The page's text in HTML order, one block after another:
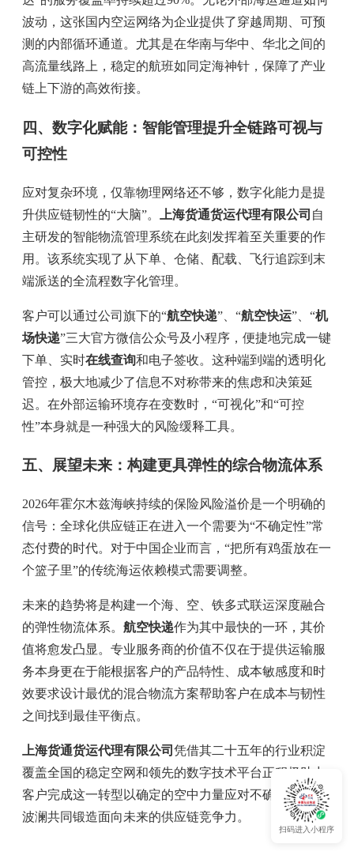
扫码进入小程序
波动，这张国内空运网络为企业提供了穿越周期、可预
测的内部循环通道。尤其是在华南与华中、华北之间的
高流量线路上，稳定的航班如同定海神针，保障了产业
链上下游的高效衔接。
四、数字化赋能：智能管理提升全链路可视与
可控性
应对复杂环境，仅靠物理网络还不够，数字化能力是提
升供应链韧性的“大脑”。
上海货通货运代理有限公司 自
主研发的智能物流管理系统在此刻发挥着至关重要的作
用。该系统实现了从下单、仓储、配载、飞行追踪到末
端派送的全流程数字化管理。
客户可以通过公司旗下的“航空快递”、“航空快运”、“机
场快递”三大官方微信公众号及小程序，便捷地完成一键
下单、实时在线查询和电子签收。这种端到端的透明化
管控，极大地减少了信息不对称带来的焦虑和决策延
迟。在外部运输环境存在变数时，“可视化”和“可控
性”本身就是一种强大的风险缓释工具。
五、展望未来：构建更具弹性的综合物流体系
2026年霍尔木兹海峡持续的保险风险溢价是一个明确的
信号：全球化供应链正在进入一个需要为“不确定性”常
态付费的时代。对于中国企业而言，“把所有鸡蛋放在一
个篮子里”的传统海运依赖模式需要调整。
未来的趋势将是构建一个海、空、铁多式联运深度融合
的弹性物流体系。 航空快递作为其中最快的一环，其价
值将愈发凸显。专业服务商的价值不仅在于提供运输服
务本身更在于能根据客户的产品特性、成本敏感度和时
效要求设计最优的混合物流方案帮助客户在成本与韧性
之间找到最佳平衡点。
上海货通货运代理有限公司 凭借其二十五年的行业积淀
覆盖全国的稳定空网和领先的数字技术平台正积极助力
客户完成这一转型以确定的空中力量应对不确定的地缘
波澜共同锻造面向未来的供应链竞争力。